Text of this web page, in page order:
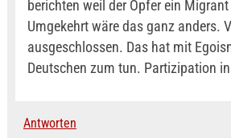
berichten weil der Opfer ein
Umgekehrt wäre das ganz anders.
ausgeschlossen. Das hat mit
Deutschen zum tun. Partizipation
Antworten